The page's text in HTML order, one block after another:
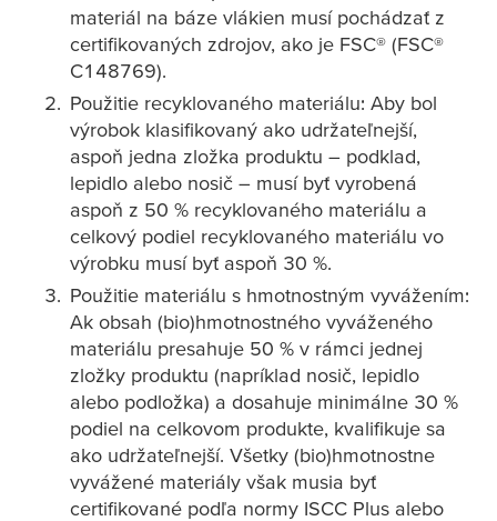
materiál na báze vlákien musí pochádzať z
certifikovaných zdrojov, ako je FSC® (FSC®
C148769).
Použitie recyklovaného materiálu: Aby bol
výrobok klasifikovaný ako udržateľnejší,
aspoň jedna zložka produktu – podklad,
lepidlo alebo nosič – musí byť vyrobená
aspoň z 50 % recyklovaného materiálu a
celkový podiel recyklovaného materiálu vo
výrobku musí byť aspoň 30 %.
Použitie materiálu s hmotnostným vyvážením:
Ak obsah (bio)hmotnostného vyváženého
materiálu presahuje 50 % v rámci jednej
zložky produktu (napríklad nosič, lepidlo
alebo podložka) a dosahuje minimálne 30 %
podiel na celkovom produkte, kvalifikuje sa
ako udržateľnejší. Všetky (bio)hmotnostne
vyvážené materiály však musia byť
certifikované podľa normy ISCC Plus alebo